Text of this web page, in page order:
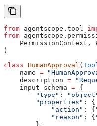
from agentscope.tool
from
PermissionContext,
)
class HumanApproval (
    name
=
    description
=
    input_schema
= {
        "type"
:
        "properties"
: {
            "action"
: {
            "reason"
: {
        },